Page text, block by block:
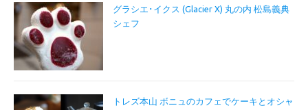
グラシエ･イクス (Glacier X) 丸の内 松島義典
シェフ
トレズ本山 ボニュのカフェでケーキとオシャ